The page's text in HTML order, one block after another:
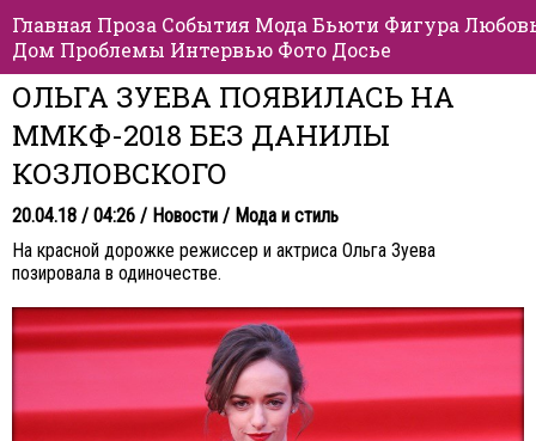
Главная Проза События Мода Бьюти Фигура
Дом Проблемы Интервью Фото Досье
ОЛЬГА ЗУЕВА ПОЯВИЛАСЬ НА
ММКФ-2018 БЕЗ ДАНИЛЫ
КОЗЛОВСКОГО
20.04.18 / 04:26 / Новости / Мода и стиль
На красной дорожке режиссер и актриса Ольга Зуева
позировала в одиночестве.